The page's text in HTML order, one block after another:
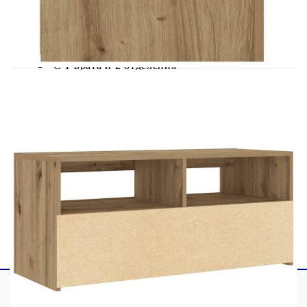
Материал: Инженерно дърво
Размери: 90 x 35 x 40 см (Ш x Д x В)
С 1 врата и 2 отделения
захранване не е включен в комплекта. По-
високото напрежение може да доведе до
прегряване на устройството и да доведе до
повреда на устройството и потенциален риск от
прегряване и пожар.